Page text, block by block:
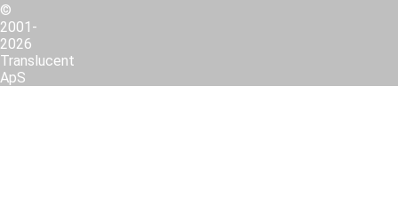
©
2001-
2026
Translucent
ApS